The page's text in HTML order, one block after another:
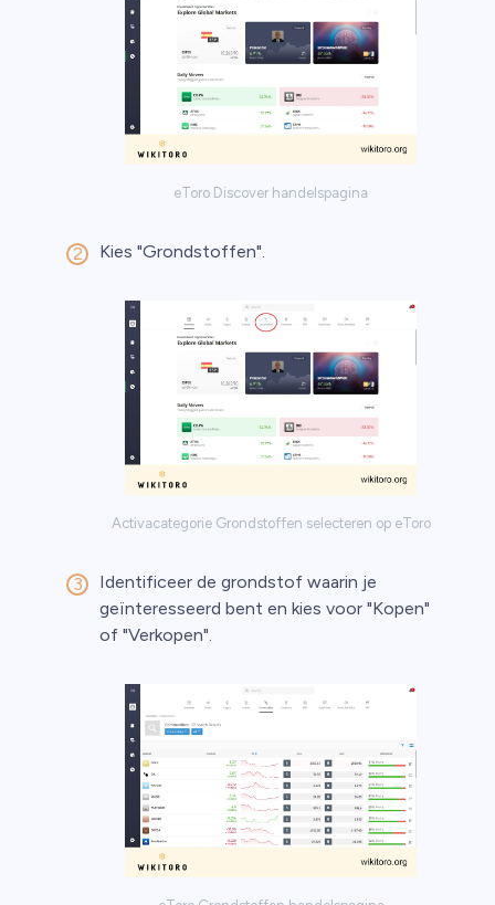
eToro Discover handelspagina
Kies "Grondstoffen".
Activacategorie Grondstoffen selecteren op eToro
Identificeer de grondstof waarin je
geïnteresseerd bent en kies voor "Kopen"
of "Verkopen".